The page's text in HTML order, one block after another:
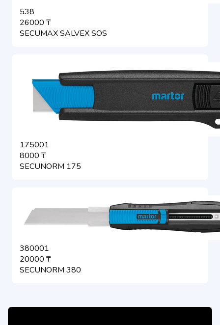
538
26000 ₸
SECUMAX SALVEX SOS
175001
8000 ₸
SECUNORM 175
380001
20000 ₸
SECUNORM 380